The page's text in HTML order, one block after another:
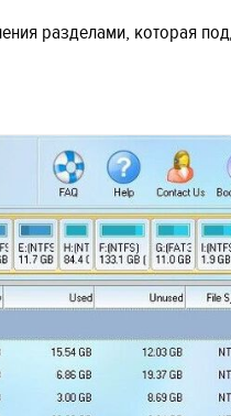
разделами, которая